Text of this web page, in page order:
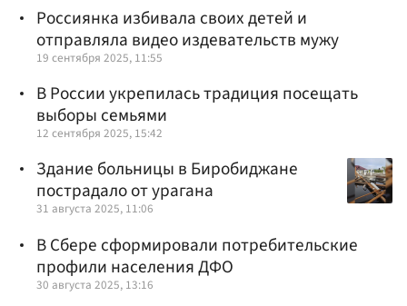
Россиянка избивала своих детей и
отправляла видео издевательств мужу
19 сентября 2025, 11:55
В России укрепилась традиция посещать
выборы семьями
12 сентября 2025, 15:42
Здание больницы в Биробиджане
пострадало от урагана
31 августа 2025, 11:06
В Сбере сформировали потребительские
профили населения ДФО
30 августа 2025, 13:16